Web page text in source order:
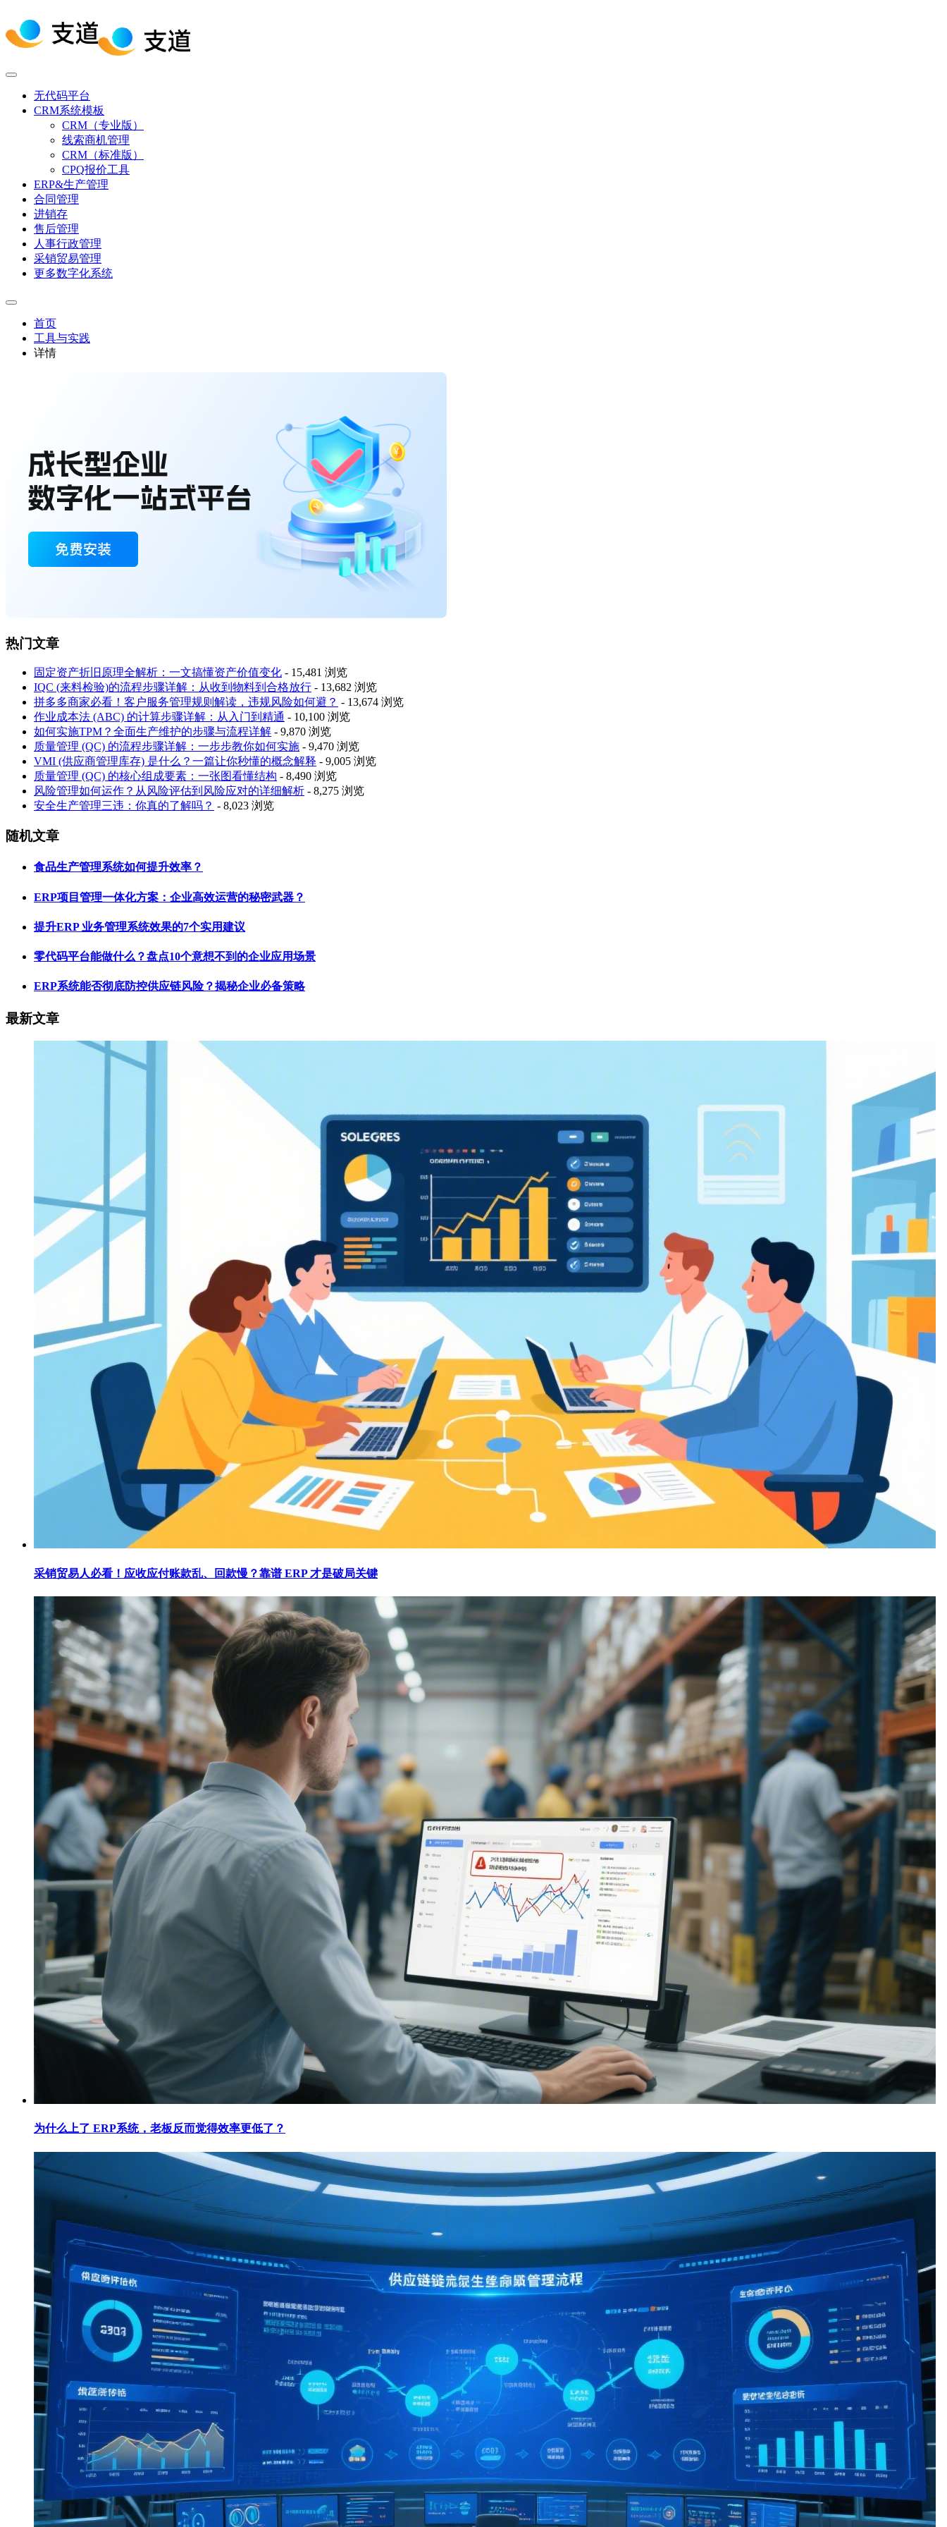
无代码平台
CRM系统模板
CRM（专业版）
线索商机管理
CRM（标准版）
CPQ报价工具
ERP&生产管理
合同管理
进销存
售后管理
人事行政管理
采销贸易管理
更多数字化系统
首页
工具与实践
详情
热门文章
固定资产折旧原理全解析：一文搞懂资产价值变化 - 15,481 浏览
IQC (来料检验)的流程步骤详解：从收到物料到合格放行 - 13,682 浏览
拼多多商家必看！客户服务管理规则解读，违规风险如何避？ - 13,674 浏览
作业成本法 (ABC) 的计算步骤详解：从入门到精通 - 10,100 浏览
如何实施TPM？全面生产维护的步骤与流程详解 - 9,870 浏览
质量管理 (QC) 的流程步骤详解：一步步教你如何实施 - 9,470 浏览
VMI (供应商管理库存) 是什么？一篇让你秒懂的概念解释 - 9,005 浏览
质量管理 (QC) 的核心组成要素：一张图看懂结构 - 8,490 浏览
风险管理如何运作？从风险评估到风险应对的详细解析 - 8,275 浏览
安全生产管理三违：你真的了解吗？ - 8,023 浏览
随机文章
食品生产管理系统如何提升效率？
ERP项目管理一体化方案：企业高效运营的秘密武器？
提升ERP 业务管理系统效果的7个实用建议
零代码平台能做什么？盘点10个意想不到的企业应用场景
ERP系统能否彻底防控供应链风险？揭秘企业必备策略
最新文章
采销贸易人必看！应收应付账款乱、回款慢？靠谱 ERP 才是破局关键
为什么上了 ERP系统，老板反而觉得效率更低了？